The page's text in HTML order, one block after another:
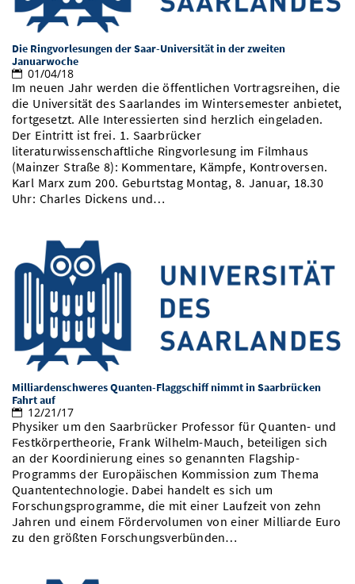
Vom Studium in den Beruf
Study Scheduler
Bibliothek
Open Science/Open Access
Start-ups
IT-Themenabend
Ranking
Zahlen & Fakten
Preise, Auszeichnungen und Förderungen
Kontakt
SIC Merchandise
SIC Podcast
AnsprechpartnerInnen, Personen, Forschungsgruppen
Termine, Vorträge und Veranstaltungen
Alumni
Die Ringvorlesungen der Saar-Universität in der zweiten
Januarwoche
01/04/18
Im neuen Jahr werden die öffentlichen Vortragsreihen, die
die Universität des Saarlandes im Wintersemester anbietet,
fortgesetzt. Alle Interessierten sind herzlich eingeladen.
Der Eintritt ist frei. 1. Saarbrücker
literaturwissenschaftliche Ringvorlesung im Filmhaus
(Mainzer Straße 8): Kommentare, Kämpfe, Kontroversen.
Karl Marx zum 200. Geburtstag Montag, 8. Januar, 18.30
Uhr: Charles Dickens und…
Milliardenschweres Quanten-Flaggschiff nimmt in Saarbrücken
Fahrt auf
12/21/17
Physiker um den Saarbrücker Professor für Quanten- und
Festkörpertheorie, Frank Wilhelm-Mauch, beteiligen sich
an der Koordinierung eines so genannten Flagship-
Programms der Europäischen Kommission zum Thema
Quantentechnologie. Dabei handelt es sich um
Forschungsprogramme, die mit einer Laufzeit von zehn
Jahren und einem Fördervolumen von einer Milliarde Euro
zu den größten Forschungsverbünden…